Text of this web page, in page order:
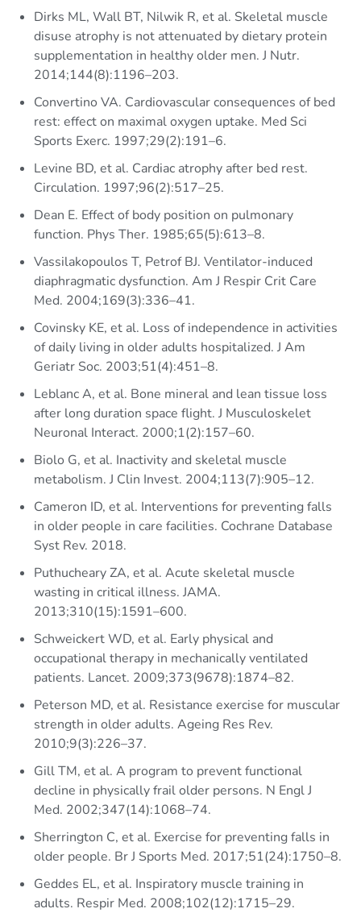
Dirks ML, Wall BT, Nilwik R, et al. Skeletal muscle
disuse atrophy is not attenuated by dietary protein
supplementation in healthy older men. J Nutr.
2014;144(8):1196–203.
Convertino VA. Cardiovascular consequences of bed
rest: effect on maximal oxygen uptake. Med Sci
Sports Exerc. 1997;29(2):191–6.
Levine BD, et al. Cardiac atrophy after bed rest.
Circulation. 1997;96(2):517–25.
Dean E. Effect of body position on pulmonary
function. Phys Ther. 1985;65(5):613–8.
Vassilakopoulos T, Petrof BJ. Ventilator-induced
diaphragmatic dysfunction. Am J Respir Crit Care
Med. 2004;169(3):336–41.
Covinsky KE, et al. Loss of independence in activities
of daily living in older adults hospitalized. J Am
Geriatr Soc. 2003;51(4):451–8.
Leblanc A, et al. Bone mineral and lean tissue loss
after long duration space flight. J Musculoskelet
Neuronal Interact. 2000;1(2):157–60.
Biolo G, et al. Inactivity and skeletal muscle
metabolism. J Clin Invest. 2004;113(7):905–12.
Cameron ID, et al. Interventions for preventing falls
in older people in care facilities. Cochrane Database
Syst Rev. 2018.
Puthucheary ZA, et al. Acute skeletal muscle
wasting in critical illness. JAMA.
2013;310(15):1591–600.
Schweickert WD, et al. Early physical and
occupational therapy in mechanically ventilated
patients. Lancet. 2009;373(9678):1874–82.
Peterson MD, et al. Resistance exercise for muscular
strength in older adults. Ageing Res Rev.
2010;9(3):226–37.
Gill TM, et al. A program to prevent functional
decline in physically frail older persons. N Engl J
Med. 2002;347(14):1068–74.
Sherrington C, et al. Exercise for preventing falls in
older people. Br J Sports Med. 2017;51(24):1750–8.
Geddes EL, et al. Inspiratory muscle training in
adults. Respir Med. 2008;102(12):1715–29.